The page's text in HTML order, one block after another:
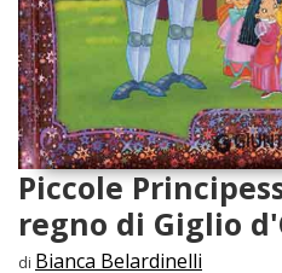
Piccole
regno di Giglio
di Bianca Belardinelli